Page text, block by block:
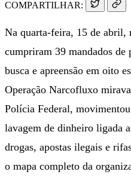
COMPARTILHAR:
Na quarta-feira, 15 de abril,
cumpriram 39 mandados de
busca e apreensão em oito
Operação Narcofluxo
Polícia Federal,
lavagem de dinheiro ligada
drogas, apostas ilegais e
o mapa completo da